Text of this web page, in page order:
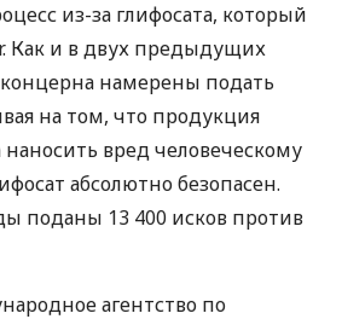
из-за глифосата, который
Как и в двух предыдущих
концерна намерены подать
на том, что продукция
вред человеческому
абсолютно безопасен.
поданы 13 400 исков против
агентство по